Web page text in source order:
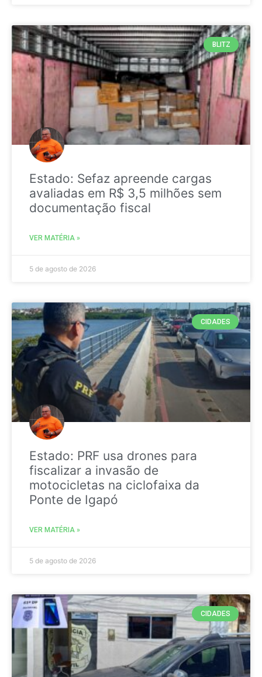
BLITZ
Estado: Sefaz apreende cargas
avaliadas em R$ 3,5 milhões sem
documentação fiscal
VER MATÉRIA »
5 de agosto de 2026
CIDADES
Estado: PRF usa drones para
fiscalizar a invasão de
motocicletas na ciclofaixa da
Ponte de Igapó
VER MATÉRIA »
5 de agosto de 2026
CIDADES